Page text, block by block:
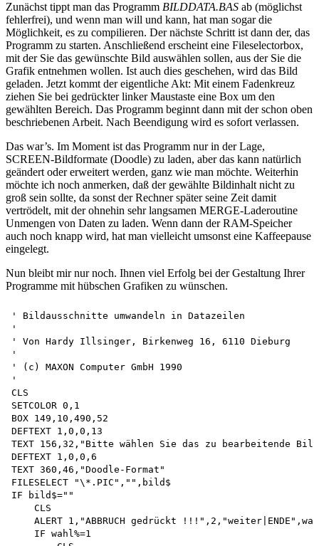
Zunächst tippt man das Programm BILDDATA.BAS ab (möglichst
fehlerfrei), und wenn man will und kann, hat man sogar die
Möglichkeit, es zu compilieren. Der nächste Schritt ist dann der, das
Programm zu starten. Anschließend erscheint eine Fileselectorbox,
mit der Sie das gewünschte Bild auswählen sollen, aus der Sie die
Grafik entnehmen wollen. Ist auch dies geschehen, wird das Bild
geladen. Jetzt kommt der eigentliche Akt: Mit einem Fadenkreuz
ziehen Sie bei gedrückter linker Maustaste eine Box um den
gewählten Bereich. Das Programm beginnt dann mit der schon oben
beschriebenen Arbeit. Nach Beendigung wird es sofort verlassen.
Das war’s. Im Moment ist das Programm nur in der Lage,
SCREEN-Bildformate (Doodle) zu laden, aber das kann natürlich
geändert oder erweitert werden, ganz wie man möchte. Weiterhin
möchte ich noch anmerken, daß der gewählte Bildinhalt nicht zu
groß sein sollte, da sonst der Rechner später seine Zeit damit
vertrödelt, mit der ohnehin sehr langsamen MERGE-Laderoutine
Unmengen von Daten zu laden. Wenn dann der RAM-Speicher
auch noch knapp wird, hat man vielleicht umsonst eine Kaffeepause
eingelegt.
Nun bleibt mir nur noch. Ihnen viel Erfolg bei der Gestaltung Ihrer
Programme mit hübschen Grafiken zu wünschen.
' Bildausschnitte umwandeln in Datazeilen
'
' Von Hardy Illsinger, Birkenweg 16, 6110 Dieburg
'
' (c) MAXON Computer GmbH 1990
'
CLS
SETCOLOR 0,1
BOX 149,10,490,52
DEFTEXT 1,0,0,13
TEXT 156,32,"Bitte wählen Sie das zu bearbeitende
DEFTEXT 1,0,0,6
TEXT 360,46,"Doodle-Format"
FILESELECT "\*.PIC","",bild$
IF bild$=""
    CLS
ALERT 1,"ABBRUCH gedrückt
    IF wahl%=1